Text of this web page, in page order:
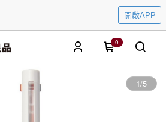
開啟APP
0
1/5